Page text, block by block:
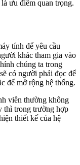
ưu điểm quan trọng.
tính để yêu cầu
khác tham gia vào
chúng ta trong
có người phải đọc để
để mở rộng hệ thống.
viên thường không
thì trong trường hợp
thiết kế của hệ